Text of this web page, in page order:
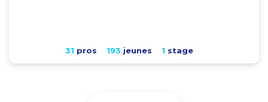
31 pros 193 jeunes 1 stage